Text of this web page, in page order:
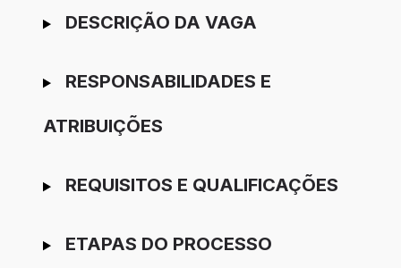
Ir para candidatura
DESCRIÇÃO DA VAGA
RESPONSABILIDADES E
ATRIBUIÇÕES
REQUISITOS E QUALIFICAÇÕES
ETAPAS DO PROCESSO